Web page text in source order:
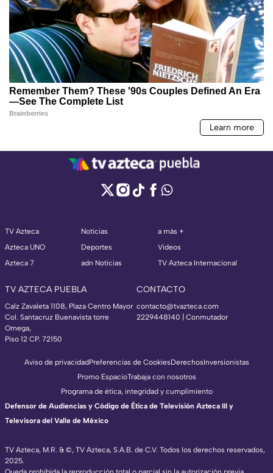
TV Azteca
Azteca UNO
Azteca 7
Noticias
Deportes
adn Noticias
a más +
Videos
TV Azteca Internacional
TV AZTECA PUEBLA
Calz Zavaleta 1108, Plaza Centro Mayor
Col. Santacruz Buenavista torre
Omega,
Piso 12 CP. 72150
CONTACTO
contacto@tvazteca.com
2229448140 | Conmutador
TV Azteca, M.R. & ©, TV Azteca, S.A.B. de C.V. Todos los derechos reservados,
2025.
Aviso de privacidadPreferencias de CookiesDerechosInversionistas
Promo EspacioTrabaja con nosotros
Programa de ética, integridad y cumplimiento
Defensor de Audiencias y Código de Ética de Televisión Azteca III y
Televisora del Valle de México